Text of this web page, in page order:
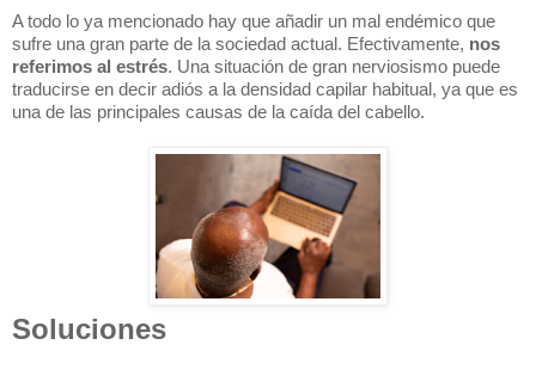
A todo lo ya mencionado hay que añadir un mal endémico que
sufre una gran parte de la sociedad actual. Efectivamente, nos
referimos al estrés. Una situación de gran nerviosismo puede
traducirse en decir adiós a la densidad capilar habitual, ya que es
una de las principales causas de la caída del cabello.
Soluciones